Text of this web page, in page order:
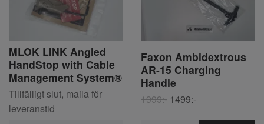
MLOK LINK Angled
HandStop with Cable
Management System®
Tillfälligt slut, maila för
leveranstid
Faxon Ambidextrous
AR-15 Charging
Handle
1999:- 1499:-